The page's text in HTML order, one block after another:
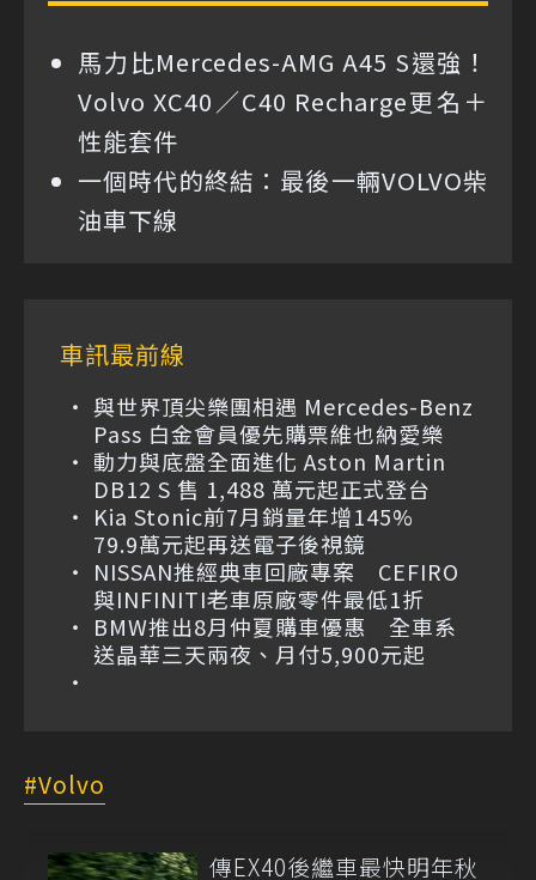
馬力比Mercedes-AMG A45 S還強！
Volvo XC40／C40 Recharge更名＋
性能套件
一個時代的終結：最後一輛VOLVO柴
油車下線
車訊最前線
與世界頂尖樂團相遇 Mercedes-Benz
Pass 白金會員優先購票維也納愛樂
動力與底盤全面進化 Aston Martin
DB12 S 售 1,488 萬元起正式登台
Kia Stonic前7月銷量年增145%
79.9萬元起再送電子後視鏡
NISSAN推經典車回廠專案 CEFIRO
與INFINITI老車原廠零件最低1折
BMW推出8月仲夏購車優惠 全車系
送晶華三天兩夜、月付5,900元起
Volvo
傳EX40後繼車最快明年秋